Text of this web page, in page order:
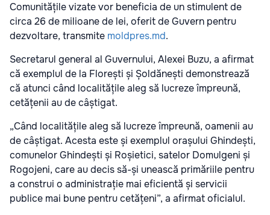
Comunitățile vizate vor beneficia de un stimulent de
circa 26 de milioane de lei, oferit de Guvern pentru
dezvoltare, transmite moldpres.md.
Secretarul general al Guvernului, Alexei Buzu, a afirmat
că exemplul de la Florești și Șoldănești demonstrează
că atunci când localitățile aleg să lucreze împreună,
cetățenii au de câștigat.
„Când localitățile aleg să lucreze împreună, oamenii au
de câștigat. Acesta este și exemplul orașului Ghindești,
comunelor Ghindești și Roșietici, satelor Domulgeni și
Rogojeni, care au decis să-și unească primăriile pentru
a construi o administrație mai eficientă și servicii
publice mai bune pentru cetățeni”, a afirmat oficialul.